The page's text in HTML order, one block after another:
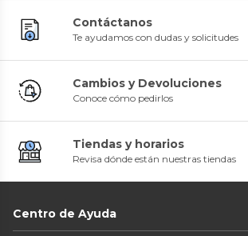
Contáctanos
Te ayudamos con dudas y solicitudes
Cambios y Devoluciones
Conoce cómo pedirlos
Tiendas y horarios
Revisa dónde están nuestras tiendas
Centro de Ayuda